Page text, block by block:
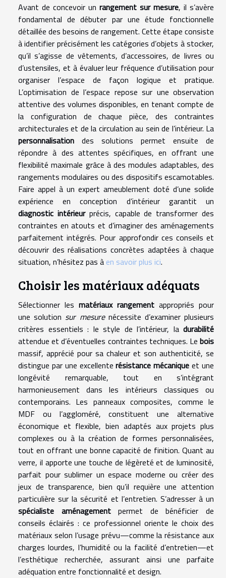
Avant de concevoir un rangement sur mesure, il s’avère
fondamental de débuter par une étude fonctionnelle
détaillée des besoins de rangement. Cette étape consiste
à identifier précisément les catégories d’objets à stocker,
qu’il s’agisse de vêtements, d’accessoires, de livres ou
d’ustensiles, et à évaluer leur fréquence d’utilisation pour
organiser l’espace de façon logique et pratique.
L’optimisation de l’espace repose sur une observation
attentive des volumes disponibles, en tenant compte de
la configuration de chaque pièce, des contraintes
architecturales et de la circulation au sein de l’intérieur. La
personnalisation des solutions permet ensuite de
répondre à des attentes spécifiques, en offrant une
flexibilité maximale grâce à des modules adaptables, des
rangements modulaires ou des dispositifs escamotables.
Faire appel à un expert ameublement doté d’une solide
expérience en conception d’intérieur garantit un
diagnostic intérieurprécis, capable de transformer des
contraintes en atouts et d’imaginer des aménagements
parfaitement intégrés. Pour approfondir ces conseils et
découvrir des réalisations concrètes adaptées à chaque
situation, n’hésitez pas à en savoir plus ici.
Choisir les matériaux adéquats
Sélectionner les matériaux rangement appropriés pour
une solution sur mesurenécessite d’examiner plusieurs
critères essentiels : le style de l’intérieur, la durabilité
attendue et d’éventuelles contraintes techniques. Le bois
massif, apprécié pour sa chaleur et son authenticité, se
distingue par une excellenterésistance mécanique et une
longévité remarquable, tout en s’intégrant
harmonieusement dans les intérieurs classiques ou
contemporains. Les panneaux composites, comme le
MDF ou l’aggloméré, constituent une alternative
économique et flexible, bien adaptés aux projets plus
complexes ou à la création de formes personnalisées,
tout en offrant une bonne capacité de finition. Quant au
verre, il apporte une touche de légèreté et de luminosité,
parfait pour sublimer un espace moderne ou créer des
jeux de transparence, bien qu’il requière une attention
particulière sur la sécurité et l’entretien. S’adresser à un
spécialiste aménagementpermet de bénéficier de
conseils éclairés : ce professionnel oriente le choix des
matériaux selon l’usage prévu—comme la résistance aux
charges lourdes, l’humidité ou la facilité d’entretien—et
l’esthétique recherchée, assurant ainsi une parfaite
adéquation entre fonctionnalité et design.